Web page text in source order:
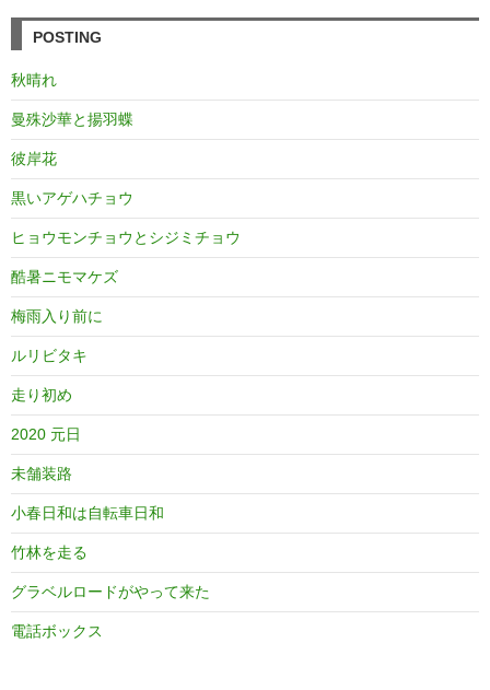
POSTING
秋晴れ
曼殊沙華と揚羽蝶
彼岸花
黒いアゲハチョウ
ヒョウモンチョウとシジミチョウ
酷暑ニモマケズ
梅雨入り前に
ルリビタキ
走り初め
2020 元日
未舗装路
小春日和は自転車日和
竹林を走る
グラベルロードがやって来た
電話ボックス